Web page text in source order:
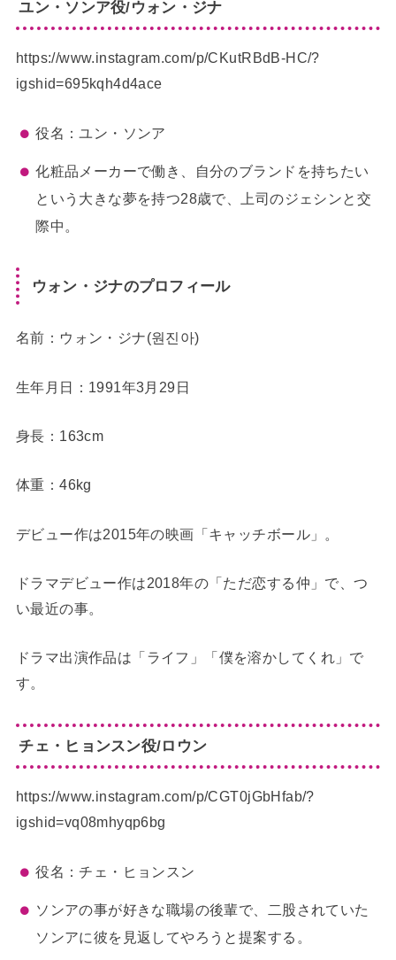
ユン・ソンア役/ウォン・ジナ
https://www.instagram.com/p/CKutRBdB-HC/?
igshid=695kqh4d4ace
役名：ユン・ソンア
化粧品メーカーで働き、自分のブランドを持ちたい
という大きな夢を持つ28歳で、上司のジェシンと交
際中。
ウォン・ジナのプロフィール
名前：ウォン・ジナ(원진아)
生年月日：1991年3月29日
身長：163cm
体重：46kg
デビュー作は2015年の映画「キャッチボール」。
ドラマデビュー作は2018年の「ただ恋する仲」で、つ
い最近の事。
ドラマ出演作品は「ライフ」「僕を溶かしてくれ」で
す。
チェ・ヒョンスン役/ロウン
https://www.instagram.com/p/CGT0jGbHfab/?
igshid=vq08mhyqp6bg
役名：チェ・ヒョンスン
ソンアの事が好きな職場の後輩で、二股されていた
ソンアに彼を見返してやろうと提案する。